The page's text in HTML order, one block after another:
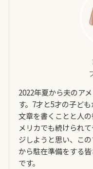
2022年夏から夫のア
す。7才と5才の子ども
文章を書くことと人
メリカでも続けられ
ジしようと思い、こ
から駐在準備をする
です。